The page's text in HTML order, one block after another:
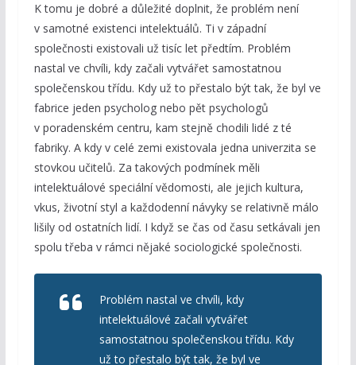
K tomu je dobré a důležité doplnit, že problém není
v samotné existenci intelektuálů. Ti v západní
společnosti existovali už tisíc let předtím. Problém
nastal ve chvíli, kdy začali vytvářet samostatnou
společenskou třídu. Kdy už to přestalo být tak, že byl ve
fabrice jeden psycholog nebo pět psychologů
v poradenském centru, kam stejně chodili lidé z té
fabriky. A kdy v celé zemi existovala jedna univerzita se
stovkou učitelů. Za takových podmínek měli
intelektuálové speciální vědomosti, ale jejich kultura,
vkus, životní styl a každodenní návyky se relativně málo
lišily od ostatních lidí. I když se čas od času setkávali jen
spolu třeba v rámci nějaké sociologické společnosti.
Problém nastal ve chvíli, kdy
intelektuálové začali vytvářet
samostatnou společenskou třídu. Kdy
už to přestalo být tak, že byl ve